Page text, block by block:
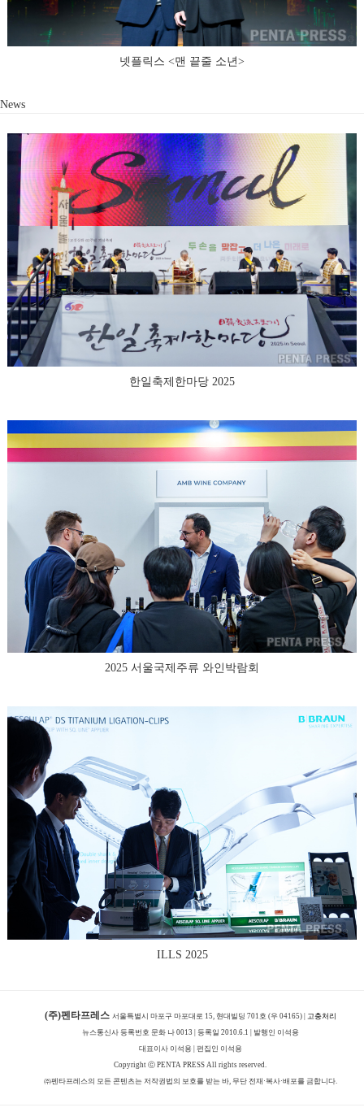
넷플릭스 <맨 끝줄 소년>
News
한일축제한마당 2025
2025 서울국제주류 와인박람회
ILLS 2025
(주)펜타프레스 서울특별시 마포구 마포대로 15, 현대빌딩 701호 (우 04165) |
고충처리
뉴스통신사 등록번호 문화 나 0013 | 등록일 2010.6.1 | 발행인 이석용
대표이사 이석용 | 편집인 이석용
Copyright ⓒ PENTA PRESS All rights reserved.
㈜펜타프레스의 모든 콘텐츠는 저작권법의 보호를 받는 바, 무단 전재·복사·배포를 금합니다.